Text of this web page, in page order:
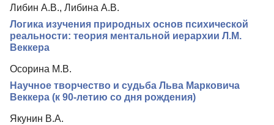
Контакты
Либин А.В., Либина А.В.
Логика изучения природных основ психической
реальности: теория ментальной иерархии Л.М.
Веккера
Осорина М.В.
Научное творчество и судьба Льва Марковича
Веккера (к 90-летию со дня рождения)
Якунин В.А.